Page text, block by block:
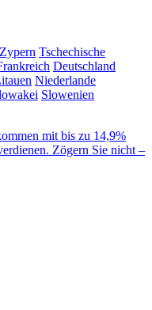
Zypern Tschechische
Deutschland
Niederlande
Slowenien
mit bis zu 14,9%
Zögern Sie nicht –